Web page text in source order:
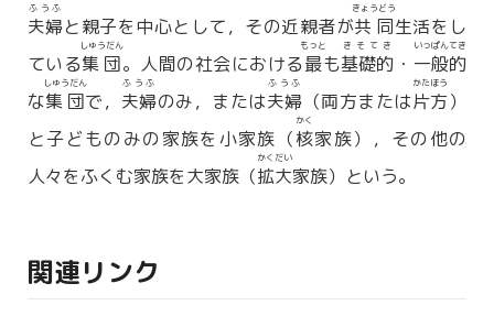
夫婦
ふうふ
と親子を中心として，その近親者が共同
きょうどう
生活をし
ている集団
しゅうだん
。人間の社会における最
もっと
も基礎的
きそてき
・ 一般的
いっぱんてき
な集団
しゅうだん
で， 夫婦
ふうふ
のみ，または夫婦
ふうふ
（両方または片方
かたほう
）
と子どものみの家族を小家族（核
かく
家族），その他の
人々をふくむ家族を大家族（拡大
かくだい
家族）という。
関連リンク